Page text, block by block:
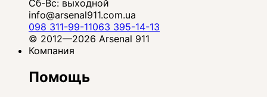
Сб-Вс: выходной
info@arsenal911.com.ua
098 311-99-11063 395-14-13
© 2012—2026 Arsenal 911
Компания
Помощь